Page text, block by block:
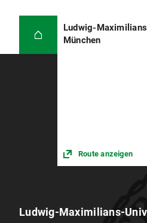
Ludwig-
München
Route anzeigen
Ludwig-Maximilians-